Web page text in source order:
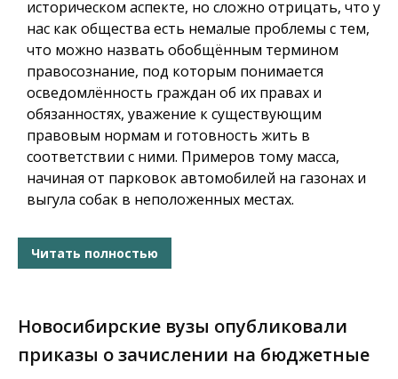
историческом аспекте, но сложно отрицать, что у
нас как общества есть немалые проблемы с тем,
что можно назвать обобщённым термином
правосознание, под которым понимается
осведомлённость граждан об их правах и
обязанностях, уважение к существующим
правовым нормам и готовность жить в
соответствии с ними. Примеров тому масса,
начиная от парковок автомобилей на газонах и
выгула собак в неположенных местах.
Читать полностью
Новосибирские вузы опубликовали
приказы о зачислении на бюджетные